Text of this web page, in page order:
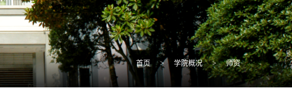
首页 > 学院概况 > 师资